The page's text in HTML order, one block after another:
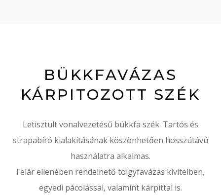
BÜKKFAVÁZAS
KÁRPITOZOTT SZÉK
Letisztult vonalvezetésű bükkfa szék. Tartós és
strapabíró kialakításának köszönhetően hosszútávú
használatra alkalmas.
Felár ellenében rendelhető tölgyfavázas kivitelben,
egyedi pácolással, valamint kárpittal is.